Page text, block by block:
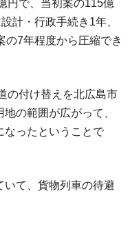
円で、当初案の115億
計・行政手続き1年、
の7年程度から圧縮でき
の付け替えを北広島市
の範囲が広がって、
なったということで
いて、貨物列車の待避